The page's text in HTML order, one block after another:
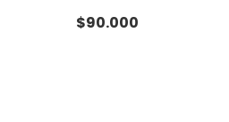
$90.000